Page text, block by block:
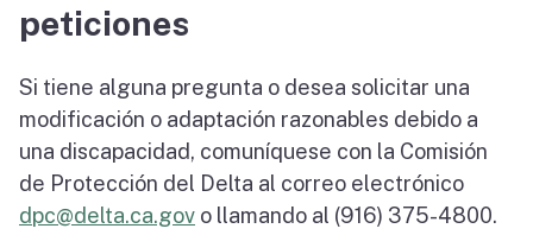
peticiones
Si tiene alguna pregunta o desea solicitar una
modificación o adaptación razonables debido a
una discapacidad, comuníquese con la Comisión
de Protección del Delta al correo electrónico
dpc@delta.ca.gov o llamando al (916) 375-4800.